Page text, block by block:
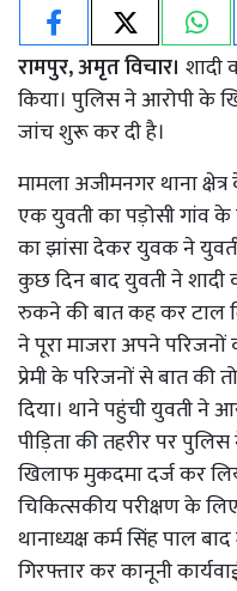
रामपुर, अमृत विचार। शादी
किया। पुलिस ने आरोपी के
जांच शुरू कर दी है।
मामला अजीमनगर थाना
एक युवती का पड़ोसी गांव के
का झांसा देकर युवक ने
कुछ दिन बाद युवती ने
रुकने की बात कह कर टाल
ने पूरा माजरा अपने परिजनों
प्रेमी के परिजनों से बात की
दिया। थाने पहुंची युवती ने
पीड़िता की तहरीर पर
खिलाफ मुकदमा दर्ज कर
चिकित्सकीय परीक्षण के
थानाध्यक्ष कर्म सिंह पाल
गिरफ्तार कर कानूनी